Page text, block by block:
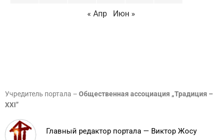
« Апр
Июн »
Учредитель портала – Общественная ассоциация „Традиция –
XXI”
Главный редактор портала — Виктор Жосу